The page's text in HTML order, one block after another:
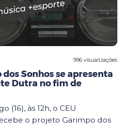
996 visualizações
Sonhos se apresenta
Dutra no fim de
(16), às 12h, o CEU
o projeto Garimpo dos